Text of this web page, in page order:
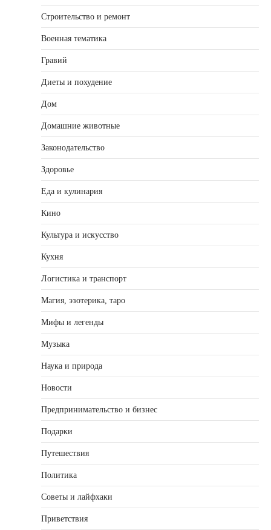
Строительство и ремонт
Военная тематика
Гравий
Диеты и похудение
Дом
Домашние животные
Законодательство
Здоровье
Еда и кулинария
Кино
Культура и искусство
Кухня
Логистика и транспорт
Магия, эзотерика, таро
Мифы и легенды
Музыка
Наука и природа
Новости
Предпринимательство и бизнес
Подарки
Путешествия
Политика
Советы и лайфхаки
Приветствия